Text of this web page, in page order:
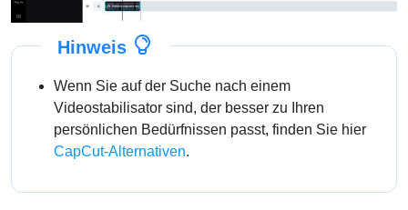
Hinweis
Wenn Sie auf der Suche nach einem
Videostabilisator sind, der besser zu Ihren
persönlichen Bedürfnissen passt, finden Sie hier
CapCut-Alternativen.